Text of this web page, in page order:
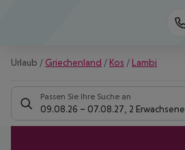
Urlaub / Griechenland / Kos / Lambi
Passen Sie Ihre Suche an
09.08.26 – 07.08.27 2 Erwachsene